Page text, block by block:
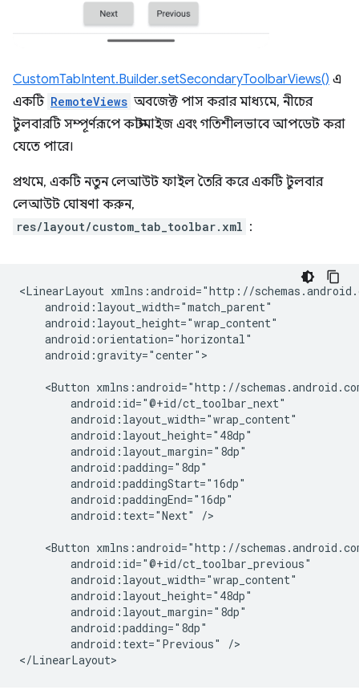
CustomTabIntent.Builder.setSecondaryToolbarViews() এ
একটি RemoteViews অবজেক্ট পাস করার মাধ্যমে, নীচের
টুলবারটি সম্পূর্ণরূপে কাস্টমাইজ এবং গতিশীলভাবে আপডেট করা
যেতে পারে।
প্রথমে, একটি নতুন লেআউট ফাইল তৈরি করে একটি টুলবার
লেআউট ঘোষণা করুন,
res/layout/custom_tab_toolbar.xml :
<LinearLayout
android:gravity="center">
<Button
android:text="Next"
/>
<Button
android:text="Previous"
/>